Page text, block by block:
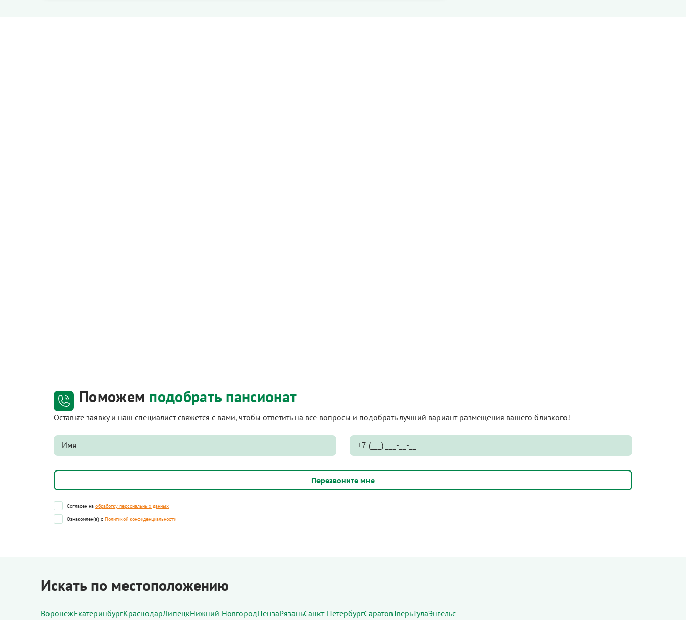
Поможем подобрать пансионат
Оставьте заявку и наш специалист свяжется с вами, чтобы ответить на все вопросы и подобрать лучший вариант размещения вашего близкого!
Согласен на обработку персональных данных
Ознакомлен(а) с Политикой конфиденциальности
Искать по местоположению
ВоронежЕкатеринбургКраснодарЛипецкНижний НовгородПензаРязаньСанкт-ПетербургСаратовТверьТулаЭнгельс